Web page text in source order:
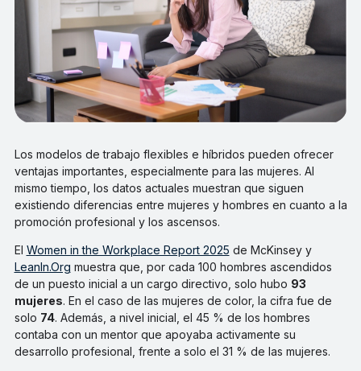
Los modelos de trabajo flexibles e híbridos pueden ofrecer
ventajas importantes, especialmente para las mujeres. Al
mismo tiempo, los datos actuales muestran que siguen
existiendo diferencias entre mujeres y hombres en cuanto a la
promoción profesional y los ascensos.
El Women in the Workplace Report 2025 de McKinsey y
LeanIn.Org muestra que, por cada 100 hombres ascendidos
de un puesto inicial a un cargo directivo, solo hubo 93
mujeres. En el caso de las mujeres de color, la cifra fue de
solo 74. Además, a nivel inicial, el 45 % de los hombres
contaba con un mentor que apoyaba activamente su
desarrollo profesional, frente a solo el 31 % de las mujeres.